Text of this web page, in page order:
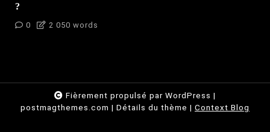
?
0 2 050 words
Fièrement propulsé par WordPress |
postmagthemes.com | Détails du thème | Context Blog